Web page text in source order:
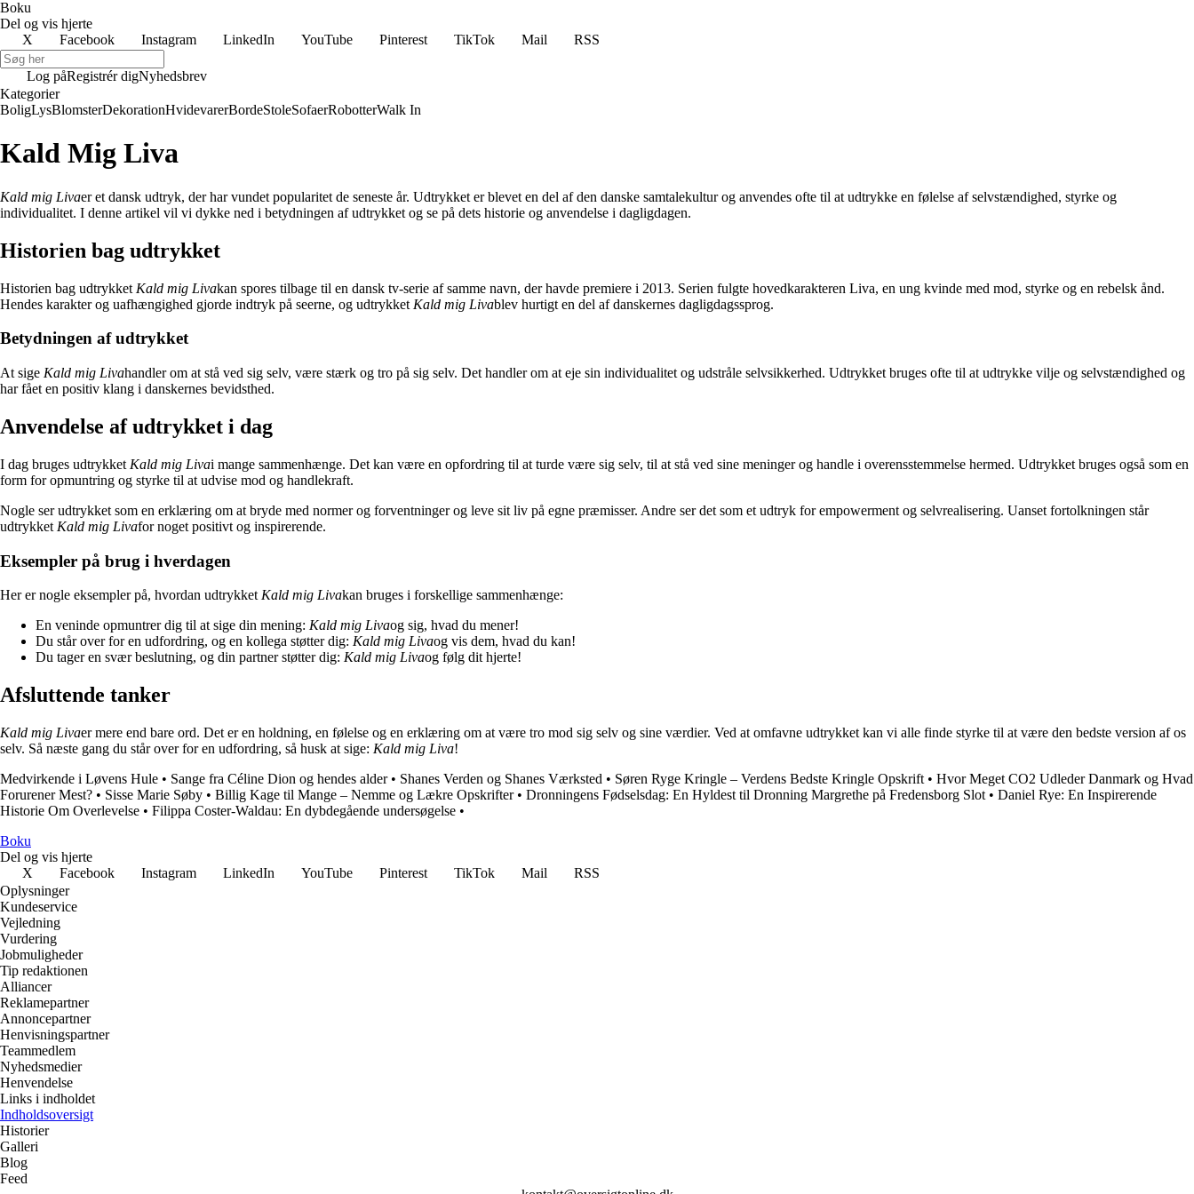
Boku
Del og vis hjerte
X
Facebook Instagram LinkedIn YouTube Pinterest TikTok Mail RSS
Log påRegistrér digNyhedsbrev
Kategorier
BoligLysBlomsterDekorationHvidevarerBordeStoleSofaerRobotterWalk In
Kald Mig Liva
Kald mig Livaer et dansk udtryk, der har vundet popularitet de seneste år. Udtrykket er blevet en del af den danske samtalekultur og anvendes ofte til at udtrykke en følelse af selvstændighed, styrke og
individualitet. I denne artikel vil vi dykke ned i betydningen af udtrykket og se på dets historie og anvendelse i dagligdagen.
Historien bag udtrykket
Historien bag udtrykket Kald mig Livakan spores tilbage til en dansk tv-serie af samme navn, der havde premiere i 2013. Serien fulgte hovedkarakteren Liva, en ung kvinde med mod, styrke og en rebelsk ånd.
Hendes karakter og uafhængighed gjorde indtryk på seerne, og udtrykket Kald mig Livablev hurtigt en del af danskernes dagligdagssprog.
Betydningen af udtrykket
At sige Kald mig Livahandler om at stå ved sig selv, være stærk og tro på sig selv. Det handler om at eje sin individualitet og udstråle selvsikkerhed. Udtrykket bruges ofte til at udtrykke vilje og selvstændighed og
har fået en positiv klang i danskernes bevidsthed.
Anvendelse af udtrykket i dag
I dag bruges udtrykket Kald mig Livai mange sammenhænge. Det kan være en opfordring til at turde være sig selv, til at stå ved sine meninger og handle i overensstemmelse hermed. Udtrykket bruges også som en
form for opmuntring og styrke til at udvise mod og handlekraft.
Nogle ser udtrykket som en erklæring om at bryde med normer og forventninger og leve sit liv på egne præmisser. Andre ser det som et udtryk for empowerment og selvrealisering. Uanset fortolkningen står
udtrykket Kald mig Livafor noget positivt og inspirerende.
Eksempler på brug i hverdagen
Her er nogle eksempler på, hvordan udtrykket Kald mig Livakan bruges i forskellige sammenhænge:
En veninde opmuntrer dig til at sige din mening: Kald mig Livaog sig, hvad du mener!
Du står over for en udfordring, og en kollega støtter dig: Kald mig Livaog vis dem, hvad du kan!
Du tager en svær beslutning, og din partner støtter dig: Kald mig Livaog følg dit hjerte!
Afsluttende tanker
Kald mig Livaer mere end bare ord. Det er en holdning, en følelse og en erklæring om at være tro mod sig selv og sine værdier. Ved at omfavne udtrykket kan vi alle finde styrke til at være den bedste version af os
selv. Så næste gang du står over for en udfordring, så husk at sige: Kald mig Liva!
Medvirkende i Løvens Hule • Sange fra Céline Dion og hendes alder• Shanes Verden og Shanes Værksted • Søren Ryge Kringle – Verdens Bedste Kringle Opskrift • Hvor Meget CO2 Udleder Danmark og Hvad
Forurener Mest? • Sisse Marie Søby • Billig Kage til Mange – Nemme og Lækre Opskrifter• Dronningens Fødselsdag: En Hyldest til Dronning Margrethe på Fredensborg Slot • Daniel Rye: En Inspirerende
Historie Om Overlevelse • Filippa Coster-Waldau: En dybdegående undersøgelse •
Boku
Del og vis hjerte
X
Facebook Instagram LinkedIn YouTube Pinterest TikTok Mail
RSS
Oplysninger
Kundeservice
Vejledning
Vurdering
Jobmuligheder
Tip redaktionen
Alliancer
Reklamepartner
Annoncepartner
Henvisningspartner
Teammedlem
Nyhedsmedier
Henvendelse
Links i indholdet
Indholdsoversigt
Historier
Galleri
Blog
Feed